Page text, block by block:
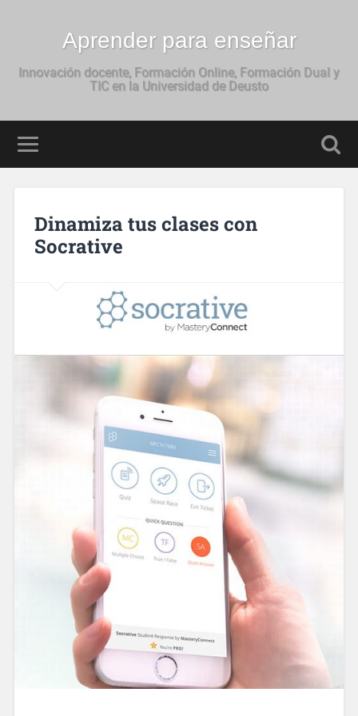
Aprender para enseñar
Innovación docente, Formación Online, Formación Dual y
TIC en la Universidad de Deusto
Dinamiza tus clases con
Socrative